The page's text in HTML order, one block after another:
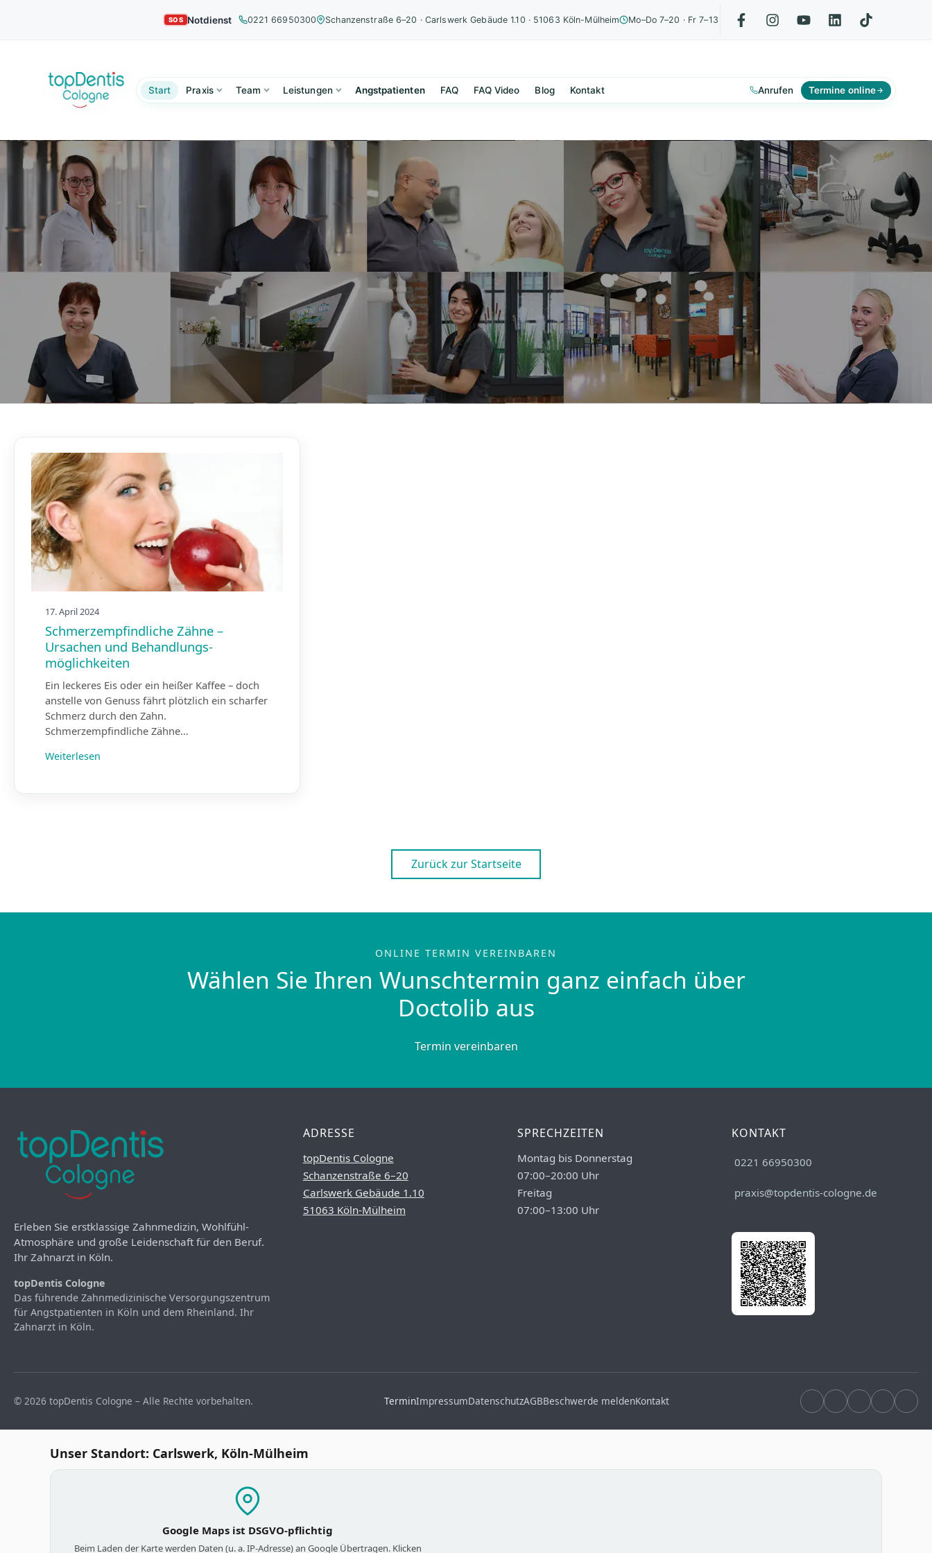
Notdienst 0221 66950300 Schanzenstraße 6–20 · Carlswerk Gebäude 1.10 · 51063 Köln-Mülheim Mo–Do 7–20 · Fr 7–13
Start Praxis Team Leistungen Angstpatienten FAQ FAQ Video Blog Kontakt Anrufen Termine online
Unser Blog
17. April 2024
Schmerz­empfindliche Zähne –
Ursachen und Behandlungs­
möglichkeiten
Ein leckeres Eis oder ein heißer Kaffee – doch
anstelle von Genuss fährt plötzlich ein scharfer
Schmerz durch den Zahn.
Schmerzempfindliche Zähne…
Weiterlesen
Zurück zur Startseite
ONLINE TERMIN VEREINBAREN
Wählen Sie Ihren Wunschtermin ganz einfach über
Doctolib aus
Termin vereinbaren
Erleben Sie erstklassige Zahnmedizin, Wohlfühl-
Atmosphäre und große Leidenschaft für den Beruf.
Ihr Zahnarzt in Köln.
topDentis Cologne
Das führende Zahnmedizinische Versorgungszentrum
für Angstpatienten in Köln und dem Rheinland. Ihr
Zahnarzt in Köln.
ADRESSE
topDentis Cologne
Schanzenstraße 6–20
Carlswerk Gebäude 1.10
51063 Köln-Mülheim
SPRECHZEITEN
Montag bis Donnerstag
07:00–20:00 Uhr
Freitag
07:00–13:00 Uhr
KONTAKT
0221 66950300
praxis@topdentis-cologne.de
© 2026 topDentis Cologne – Alle Rechte vorbehalten. TerminImpressumDatenschutzAGBBeschwerde meldenKontakt
Unser Standort: Carlswerk, Köln-Mülheim
Google Maps ist DSGVO-pflichtig
Beim Laden der Karte werden Daten (u. a. IP-Adresse) an Google Übertragen. Klicken